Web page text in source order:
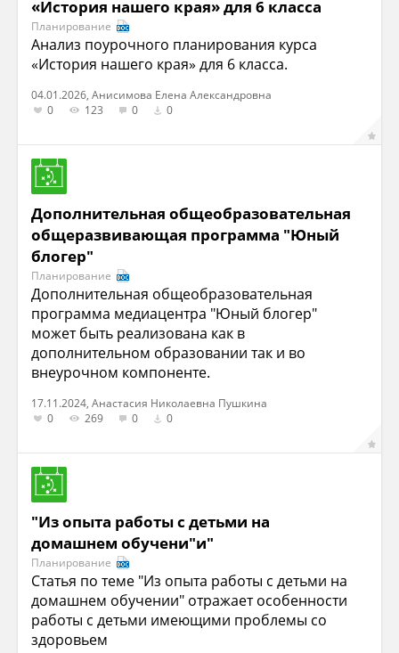
«История нашего края» для 6 класса
Планирование
Анализ поурочного планирования курса
«История нашего края» для 6 класса.
04.01.2026, Анисимова Елена Александровна
0
123 0 0
Дополнительная общеобразовательная
общеразвивающая программа "Юный
блогер"
Планирование
Дополнительная общеобразовательная
программа медиацентра "Юный блогер"
может быть реализована как в
дополнительном образовании так и во
внеурочном компоненте.
17.11.2024, Анастасия Николаевна Пушкина
0
269 0 0
"Из опыта работы с детьми на
домашнем обучени"и"
Планирование
Статья по теме "Из опыта работы с детьми на
домашнем обучении" отражает особенности
работы с детьми имеющими проблемы со
здоровьем